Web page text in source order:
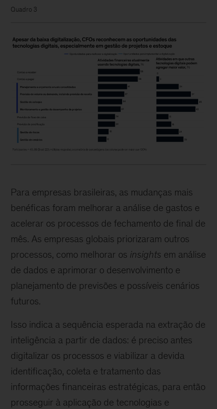
Quadro 3
Para empresas brasileiras, as mudanças mais
benéficas foram melhorar a análise de gastos e
acelerar os processos de fechamento de final de
mês. As empresas globais priorizaram outros
processos, como melhorar os insights em análise
de dados e aprimorar o desenvolvimento e
planejamento de previsões e possíveis cenários
futuros.
Isso indica a sequência esperada na extração de
inteligência a partir de dados: é preciso antes
digitalizar os processos e viabilizar a devida
identificação, coleta e tratamento das
informações financeiras estratégicas, para então
prosseguir à aplicação de tecnologias e